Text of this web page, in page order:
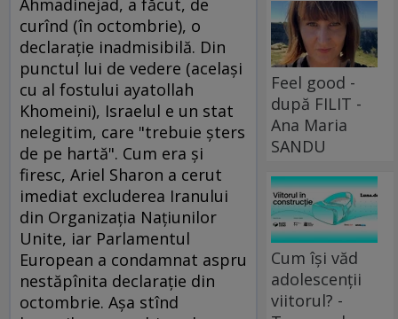
Ahmadinejad, a făcut, de
curînd (în octombrie), o
declaraţie inadmisibilă. Din
punctul lui de vedere (acelaşi
cu al fostului ayatollah
Khomeini), Israelul e un stat
nelegitim, care "trebuie şters
de pe hartă". Cum era şi
firesc, Ariel Sharon a cerut
imediat excluderea Iranului
din Organizaţia Naţiunilor
Unite, iar Parlamentul
European a condamnat aspru
nestăpînita declaraţie din
octombrie. Aşa stînd
Feel good -
după FILIT -
Ana Maria
SANDU
Cum își văd
adolescenții
viitorul? -